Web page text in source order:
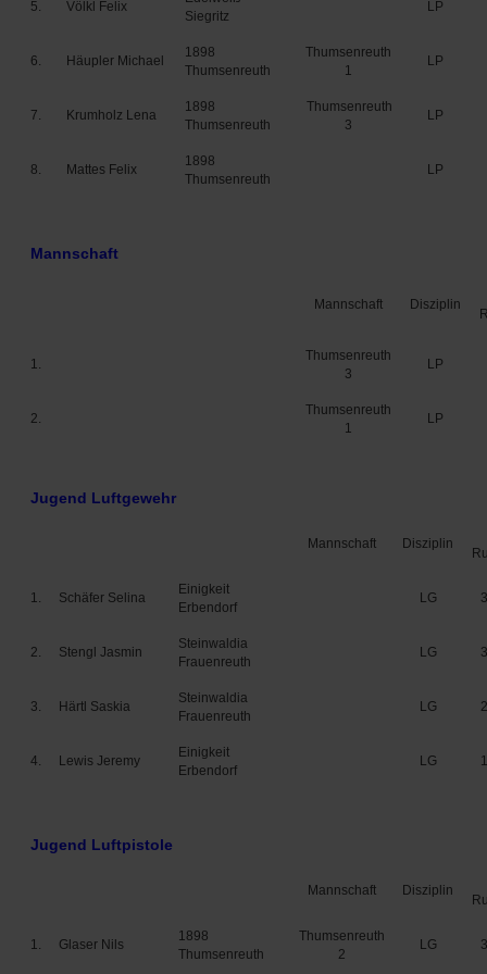
5. Völkl Felix
Siegritz
LP
6. Häupler Michael
1898
Thumsenreuth
Thumsenreuth
1
LP
7. Krumholz Lena
1898
Thumsenreuth
Thumsenreuth
3
LP
8. Mattes Felix
1898
Thumsenreuth
LP
Mannschaft
Mannschaft Disziplin
1.
Thumsenreuth
3
LP
2.
Thumsenreuth
1
LP
Jugend Luftgewehr
Mannschaft Disziplin
1. Schäfer Selina
Einigkeit
Erbendorf
LG
2. Stengl Jasmin
Steinwaldia
Frauenreuth
LG
3. Härtl Saskia
Steinwaldia
Frauenreuth
LG
4. Lewis Jeremy
Einigkeit
Erbendorf
LG
Jugend Luftpistole
Mannschaft Disziplin
1. Glaser Nils
1898
Thumsenreuth
Thumsenreuth
2
LG